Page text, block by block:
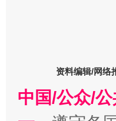
资料编辑/网络
中国/公众/